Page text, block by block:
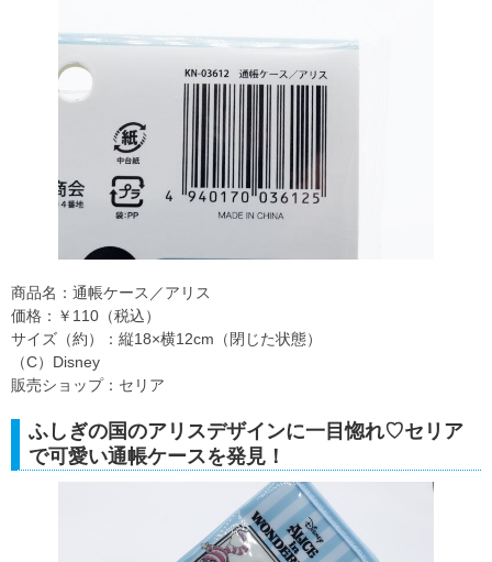
商品名：通帳ケース／アリス
価格：￥110（税込）
サイズ（約）：縦18×横12cm（閉じた状態）
（C）Disney
販売ショップ：セリア
ふしぎの国のアリスデザインに一目惚れ♡セリア
で可愛い通帳ケースを発見！